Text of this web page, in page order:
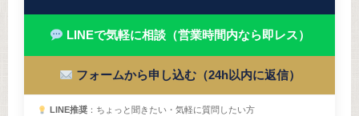
LINEで気軽に相談（営業時間内なら即レス）
フォームから申し込む（24h以内に返信）
LINE推奨：ちょっと聞きたい・気軽に質問したい方